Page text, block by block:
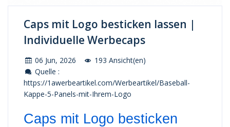
Caps mit Logo besticken lassen |
Individuelle Werbecaps
06 Jun, 2026
193 Ansicht(en)
Quelle :
https://1awerbeartikel.com/Werbeartikel/Baseball-
Kappe-5-Panels-mit-Ihrem-Logo
Caps mit Logo besticken